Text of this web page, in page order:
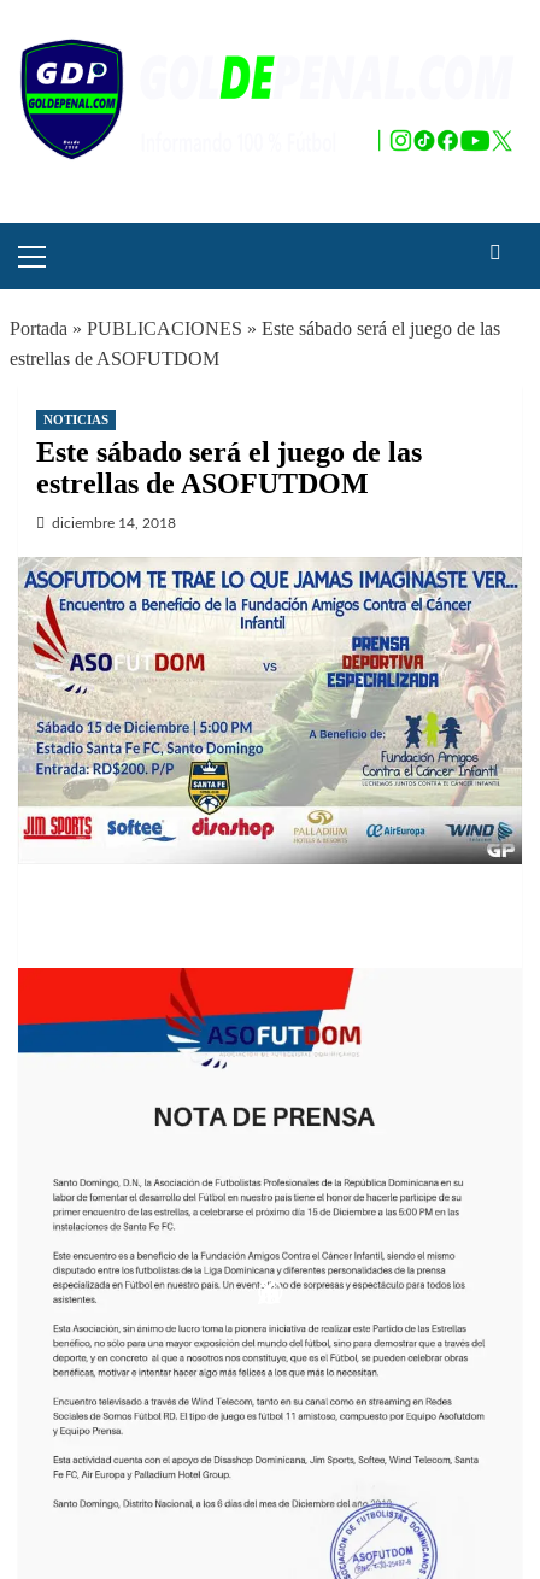
contenido
principal
Portada » PUBLICACIONES » Este sábado será el juego de las
estrellas de ASOFUTDOM
NOTICIAS
Este sábado será el juego de las
estrellas de ASOFUTDOM
diciembre 14, 2018